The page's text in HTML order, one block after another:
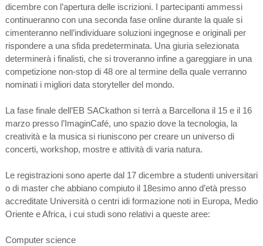
dicembre con l’apertura delle iscrizioni. I partecipanti ammessi
continueranno con una seconda fase online durante la quale si
cimenteranno nell’individuare soluzioni ingegnose e originali per
rispondere a una sfida predeterminata. Una giuria selezionata
determinerà i finalisti, che si troveranno infine a gareggiare in una
competizione non-stop di 48 ore al termine della quale verranno
nominati i migliori data storyteller del mondo.
La fase finale dell’EB SACkathon si terrà a Barcellona il 15 e il 16
marzo presso l’ImaginCafé, uno spazio dove la tecnologia, la
creatività e la musica si riuniscono per creare un universo di
concerti, workshop, mostre e attività di varia natura.
Le registrazioni sono aperte dal 17 dicembre a studenti universitari
o di master che abbiano compiuto il 18esimo anno d’età presso
accreditate Università o centri idi formazione noti in Europa, Medio
Oriente e Africa, i cui studi sono relativi a queste aree:
Computer science